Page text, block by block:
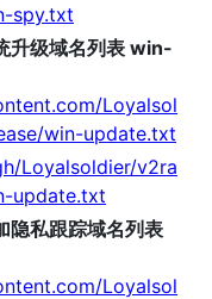
spy.txt
升级域名列表 win-
Loyalsol
win-update.txt
Loyalsoldier/v2ra
update.txt
私跟踪域名列表
Loyalsol